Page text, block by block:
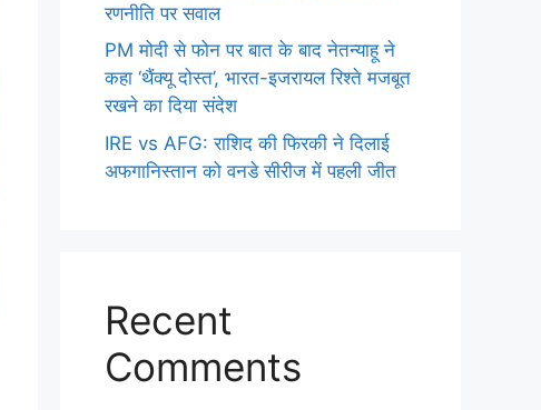
रणनीति पर सवाल
PM मोदी से फोन पर बात के बाद नेतन्याहू ने
कहा ‘थैंक्यू दोस्त’, भारत-इजरायल रिश्ते मजबूत
रखने का दिया संदेश
IRE vs AFG: राशिद की फिरकी ने दिलाई
अफगानिस्तान को वनडे सीरीज में पहली जीत
Recent
Comments